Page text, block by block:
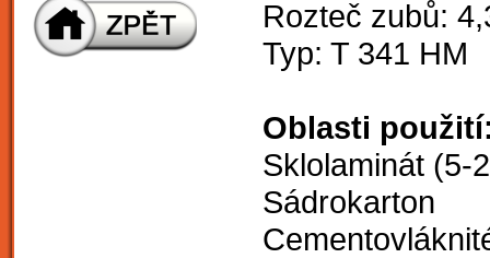
Rozteč zubů:
Typ: T 341 HM
Oblasti
Sklolaminát (5-
Sádrokarton